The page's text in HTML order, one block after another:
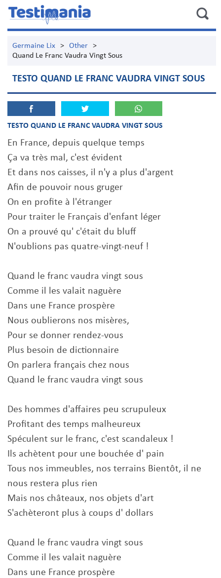
Germaine Lix > Other
>
Quand Le Franc Vaudra Vingt Sous
TESTO QUAND LE FRANC VAUDRA VINGT SOUS
TESTO QUAND LE FRANC VAUDRA VINGT SOUS
En France, depuis quelque temps
Ça va très mal, c'est évident
Et dans nos caisses, il n'y a plus d'argent
Afin de pouvoir nous gruger
On en profite à l'étranger
Pour traiter le Français d'enfant léger
On a prouvé qu' c'était du bluff
N'oublions pas quatre-vingt-neuf !
Quand le franc vaudra vingt sous
Comme il les valait naguère
Dans une France prospère
Nous oublierons nos misères,
Pour se donner rendez-vous
Plus besoin de dictionnaire
On parlera français chez nous
Quand le franc vaudra vingt sous
Des hommes d'affaires peu scrupuleux
Profitant des temps malheureux
Spéculent sur le franc, c'est scandaleux !
Ils achètent pour une bouchée d' pain
Tous nos immeubles, nos terrains Bientôt, il ne
nous restera plus rien
Mais nos châteaux, nos objets d'art
S'achèteront plus à coups d' dollars
Quand le franc vaudra vingt sous
Comme il les valait naguère
Dans une France prospère